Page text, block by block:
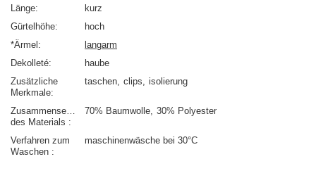
Länge
kurz
Gürtelhöhe
hoch
*Ärmel
langarm
Dekolleté
haube
Zusätzliche
Merkmale
taschen clips isolierung
Zusammensetzung
des Materials
70% Baumwolle 30% Polyester
Verfahren zum
Waschen
maschinenwäsche bei 30°C